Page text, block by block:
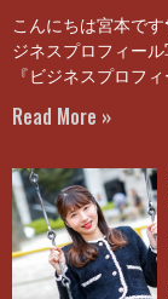
こんにちは宮本で
ジネスプロフィー
『ビジネスプロフ
Read More »